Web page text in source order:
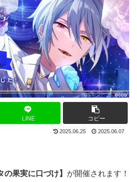
LINE コピー
2025.06.25 2025.06.07
の果実に口づけ】 が開催されます！